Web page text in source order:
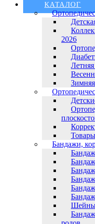
КАТАЛОГ
2026
Бандажи,